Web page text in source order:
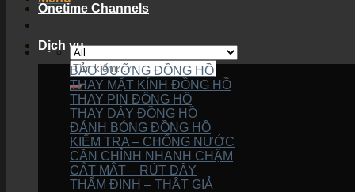
Onetime Channels
Dịch vụ
BẢO DƯỠNG ĐỒNG HỒ
THAY MẶT KÍNH ĐỒNG HỒ
THAY PIN ĐỒNG HỒ
THAY DÂY ĐỒNG HỒ
ĐÁNH BÓNG ĐỒNG HỒ
KIỂM TRA – CHỐNG NƯỚC
CĂN CHỈNH NHANH CHẬM
CẮT MẮT – RÚT DÂY
THẨM ĐỊNH – THẬT GIẢ